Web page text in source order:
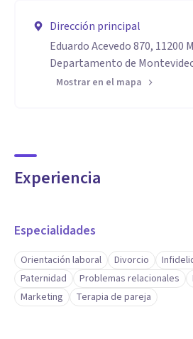
Dirección principal
Eduardo Acevedo 870, 11200
Departamento de
Mostrar en el mapa
Experiencia
Especialidades
Orientación laboral Divorcio
Paternidad
Problemas relacionales
Marketing
Terapia de pareja